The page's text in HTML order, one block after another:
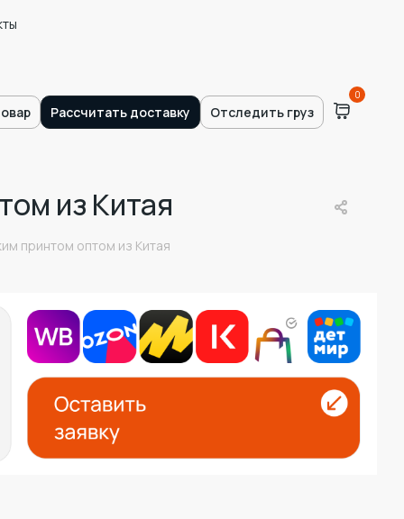
Рассчитать доставку Отследить груз
0
из Китая
принтом оптом из Китая